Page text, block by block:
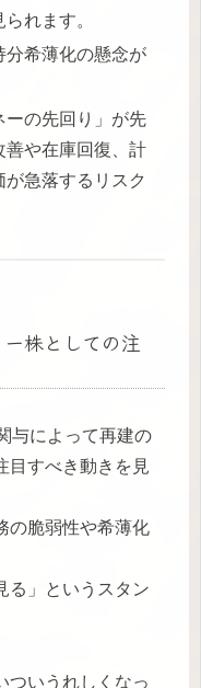
れます。
分希薄化の懸念が
ーの先回り」が先
善や在庫回復、計
急落するリスク
株としての注
与によって再建の
目すべき動きを見
の脆弱性や希薄化
る」というスタン
ついうれしくなっ